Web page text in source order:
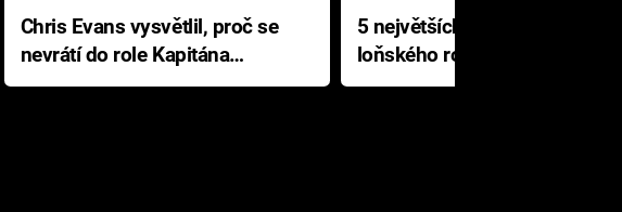
Chris Evans vysvětlil, proč se
nevrátí do role Kapitána
Ameriky
5 největších propadáků
loňského roku: Disney na
jediné katastrofě prodělal 200